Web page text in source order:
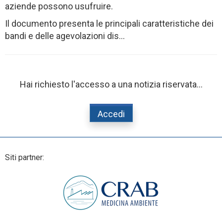
aziende possono usufruire.
Il documento presenta le principali caratteristiche dei
bandi e delle agevolazioni dis...
Hai richiesto l'accesso a una notizia riservata...
Accedi
Siti partner: